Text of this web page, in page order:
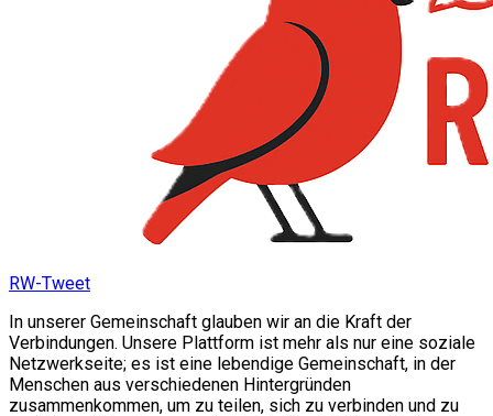
RW-Tweet
In unserer Gemeinschaft glauben wir an die Kraft der
Verbindungen. Unsere Plattform ist mehr als nur eine soziale
Netzwerkseite; es ist eine lebendige Gemeinschaft, in der
Menschen aus verschiedenen Hintergründen
zusammenkommen, um zu teilen, sich zu verbinden und zu